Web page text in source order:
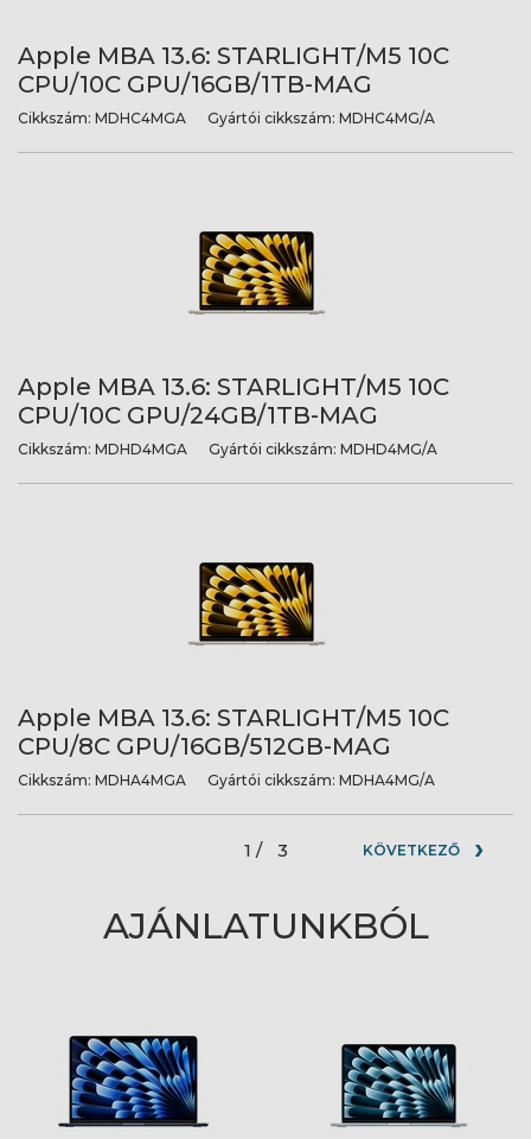
Apple MBA 13.6: STARLIGHT/M5 10C
CPU/10C GPU/16GB/1TB-MAG
Cikkszám: MDHC4MGA Gyártói cikkszám: MDHC4MG/A
Apple MBA 13.6: STARLIGHT/M5 10C
CPU/10C GPU/24GB/1TB-MAG
Cikkszám: MDHD4MGA Gyártói cikkszám: MDHD4MG/A
Apple MBA 13.6: STARLIGHT/M5 10C
CPU/8C GPU/16GB/512GB-MAG
Cikkszám: MDHA4MGA Gyártói cikkszám: MDHA4MG/A
1 / 3 KÖVETKEZŐ
AJÁNLATUNKBÓL